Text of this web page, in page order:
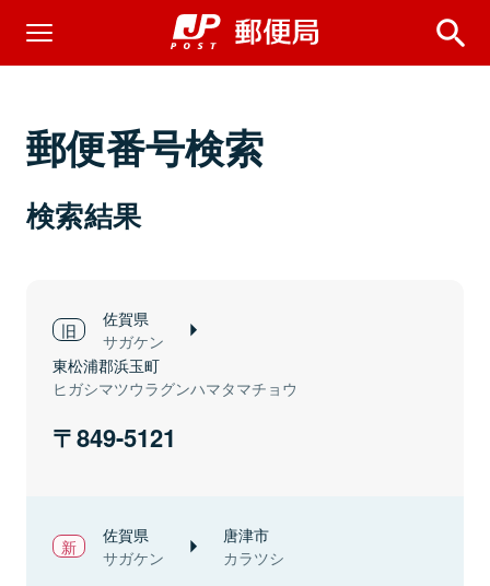
郵便番号検索
検索結果
佐賀県
サガケン
東松浦郡浜玉町
ヒガシマツウラグンハマタマチョウ
849-5121
佐賀県
サガケン
唐津市
カラツシ